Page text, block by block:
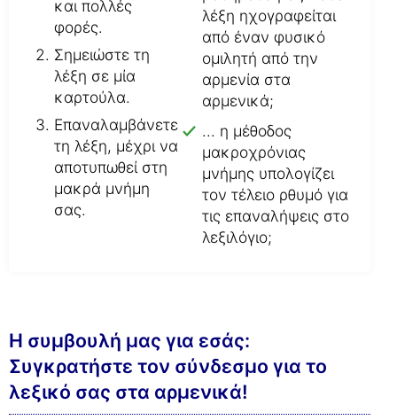
και πολλές
φορές.
Σημειώστε τη
λέξη σε μία
καρτούλα.
Επαναλαμβάνετε
τη λέξη, μέχρι να
αποτυπωθεί στη
μακρά μνήμη
σας.
λέξη ηχογραφείται
από έναν φυσικό
ομιλητή από την
αρμενία στα
αρμενικά;
... η μέθοδος
μακροχρόνιας
μνήμης υπολογίζει
τον τέλειο ρθυμό για
τις επαναλήψεις στο
λεξιλόγιο;
Η συμβουλή μας για εσάς:
Συγκρατήστε τον σύνδεσμο για το
λεξικό σας στα αρμενικά!